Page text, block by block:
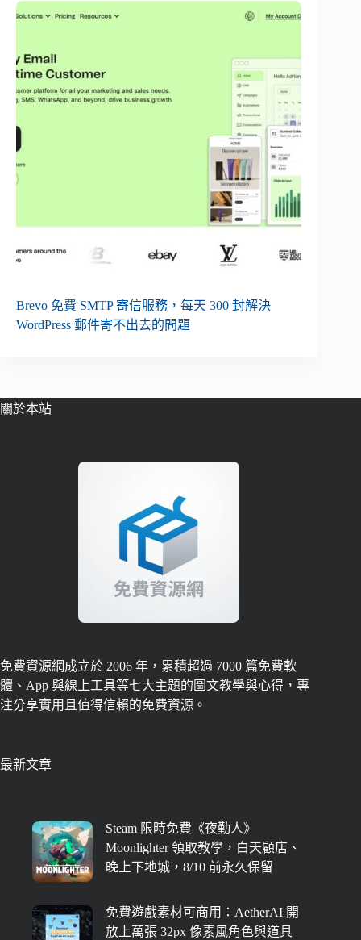
Brevo 免費 SMTP 寄信服務，每天 300 封解決
WordPress 郵件寄不出去的問題
關於本站
免費資源網成立於 2006 年，累積超過 7000 篇免費軟
體、App 與線上工具等七大主題的圖文教學與心得，專
注分享實用且值得信賴的免費資源。
最新文章
Steam 限時免費《夜勤人》
Moonlighter 領取教學，白天顧店、
晚上下地城，8/10 前永久保留
免費遊戲素材可商用：AetherAI 開
放上萬張 32px 像素風角色與道具